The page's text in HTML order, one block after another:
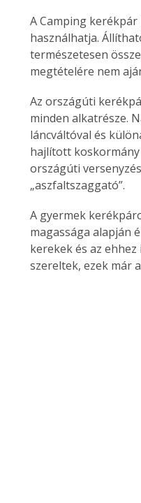
Okoselőfizetés
A Laptapiron elérhetők az
Ezermester, az Ezermester
Extra és az Ezermester Old
visszamenőleg is! A Laptapir
innovatív, praktikus és egyedi
megoldás a nyomtatott
magazinok digitális olvasására
A Camping
használhatja.
természetesen
megtételére nem
Az országúti
minden alkatrésze.
láncváltóval és
hajlított koskormány
országúti
„aszfaltszaggató”.
A gyermek
magassága alapján
kerekek és az
szereltek, ezek már